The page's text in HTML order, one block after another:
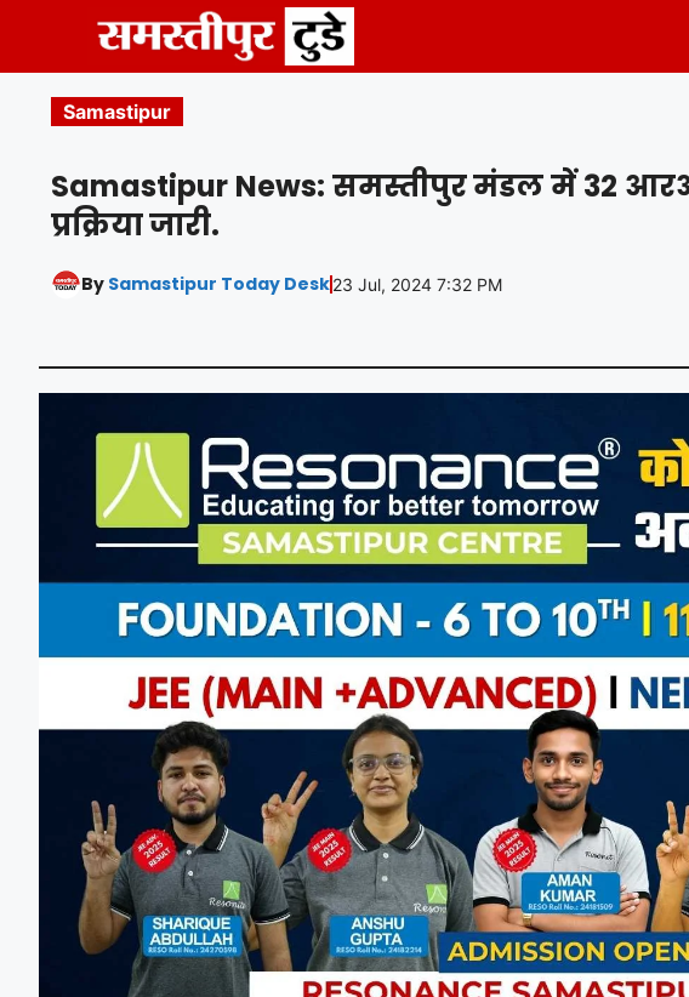
content
Samastipur
Samastipur News: समस्तीपुर मंडल में 32
प्रक्रिया जारी.
By Samastipur Today Desk23 Jul, 2024 7:32 PM